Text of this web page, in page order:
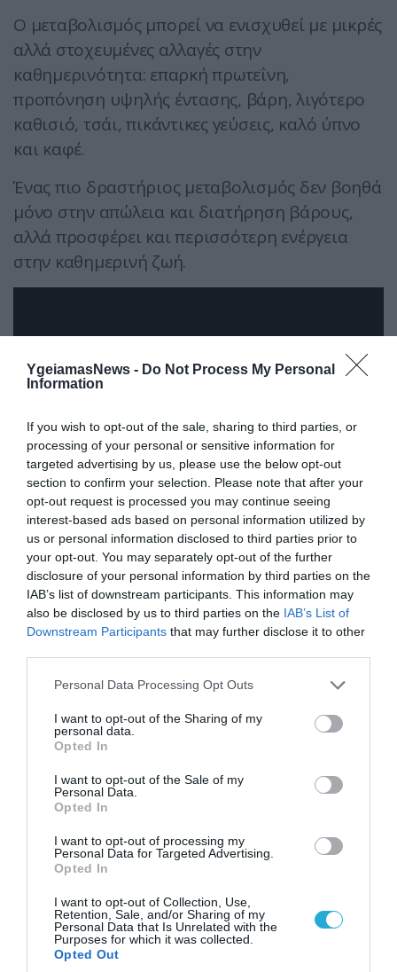
YgeiamasNews - Do Not Process My Personal
Information
If you wish to opt-out of the sale, sharing to third parties, or
processing of your personal or sensitive information for
targeted advertising by us, please use the below opt-out
section to confirm your selection. Please note that after your
opt-out request is processed you may continue seeing
interest-based ads based on personal information utilized by
us or personal information disclosed to third parties prior to
your opt-out. You may separately opt-out of the further
disclosure of your personal information by third parties on the
IAB’s list of downstream participants. This information may
also be disclosed by us to third parties on the IAB’s List of
Downstream Participants that may further disclose it to other
Please note that this website/app uses one or more Google
not limited to your visit or usage behaviour. You may click to
grant or deny consent to Google and its third-party tags to
use your data for below specified purposes in below Google
consent section.
Personal Data Processing Opt Outs
I want to opt-out of the Sharing of my
personal data.
Opted In
I want to opt-out of the Sale of my
Personal Data.
Opted In
I want to opt-out of processing my
Personal Data for Targeted Advertising.
Opted In
I want to opt-out of Collection, Use,
Retention, Sale, and/or Sharing of my
Personal Data that Is Unrelated with the
Purposes for which it was collected.
Opted Out
Ο μεταβολισμός μπορεί να ενισχυθεί με μικρές
αλλά στοχευμένες αλλαγές στην
καθημερινότητα: επαρκή πρωτεΐνη,
προπόνηση υψηλής έντασης, βάρη, λιγότερο
καθισιό, τσάι, πικάντικες γεύσεις, καλό ύπνο
και καφέ.
Ένας πιο δραστήριος μεταβολισμός δεν βοηθά
μόνο στην απώλεια και διατήρηση βάρους,
αλλά προσφέρει και περισσότερη ενέργεια
στην καθημερινή ζωή.
ΥΓΕΙΑ
08.08.2026 15:04